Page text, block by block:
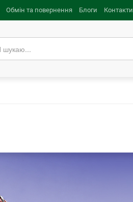
Обмін та повернення Блоги Контакти